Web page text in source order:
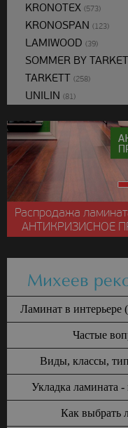
KRONOTEX (573)
KRONOSPAN (123)
LAMIWOOD (39)
SOMMER BY
TARKETT (258)
UNILIN (81)
Распродажа
АНТИКРИЗИСНОЕ
Михеев
Ламинат в интерьере
Частые
Виды, классы,
Укладка ламината
Как выбрать